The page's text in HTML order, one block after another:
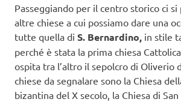
Passeggiando per il centro storico ci
altre chiese a cui possiamo dare una
tutte quella di S. Bernardino, in stile
perché è stata la prima chiesa
ospita tra l’altro il sepolcro di Oliverio
chiese da segnalare sono la Chiesa
bizantina del X secolo, la Chiesa di